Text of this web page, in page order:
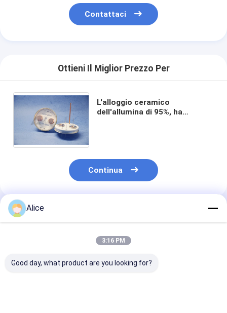
Contattaci
Ottieni Il Miglior Prezzo Per
L'alloggio ceramico
dell'allumina di 95%, ha
Continua
Prodotti Raccomandati
Alice
3:16 PM
Good day, what product are you looking for?